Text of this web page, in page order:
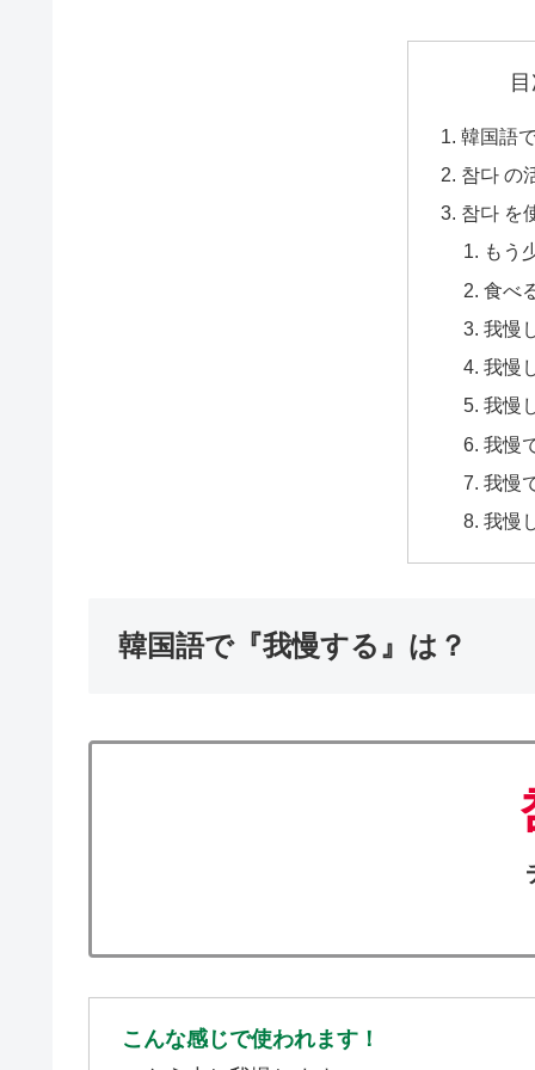
韓国語
참다 の
참다 を
もう
食べ
我慢
我慢
我慢
我慢
我慢
我慢
韓国語で『我慢する』は？
こんな感じで使われます！